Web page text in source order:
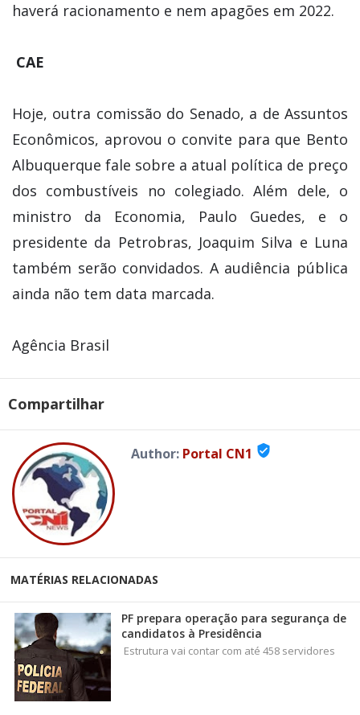
haverá racionamento e nem apagões em 2022.
CAE
Hoje, outra comissão do Senado, a de Assuntos
Econômicos, aprovou o convite para que Bento
Albuquerque fale sobre a atual política de preço
dos combustíveis no colegiado. Além dele, o
ministro da Economia, Paulo Guedes, e o
presidente da Petrobras, Joaquim Silva e Luna
também serão convidados. A audiência pública
ainda não tem data marcada.
Agência Brasil
Compartilhar
Author: Portal CN1 verified_user
MATÉRIAS RELACIONADAS
PF prepara operação para segurança de
candidatos à Presidência
Estrutura vai contar com até 458 servidores